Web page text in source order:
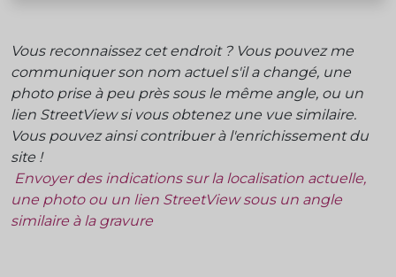
Vous reconnaissez cet endroit ? Vous pouvez me
communiquer son nom actuel s'il a changé, une
photo prise à peu près sous le même angle, ou un
lien StreetView si vous obtenez une vue similaire.
Vous pouvez ainsi contribuer à l'enrichissement du
site !
Envoyer des indications sur la localisation actuelle,
une photo ou un lien StreetView sous un angle
similaire à la gravure